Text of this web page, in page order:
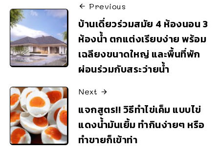
Previous
บ้านเดี่ยวร่วมสมัย 4 ห้องนอน 3
ห้องน้ำ ตกแต่งเรียบง่าย พร้อม
เฉลียงขนาดใหญ่ และพื้นที่พัก
ผ่อนร่วมกับสระว่ายน้ำ
Next
แจกสูตร!! วิธีทำไข่เค็ม แบบไข่
แดงน้ำมันเยิ้ม ทำกินง่ายๆ หรือ
ทำขายก็เข้าท่า